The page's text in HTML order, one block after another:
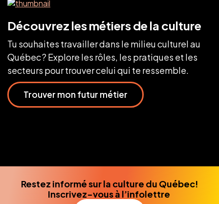
Découvrez les métiers de la culture
Tu souhaites travailler dans le milieu culturel au
Québec ? Explore les rôles, les pratiques et les
secteurs pour trouver celui qui te ressemble.
Trouver mon futur métier
Restez informé sur la culture du Québec!
Inscrivez-vous à l’infolettre